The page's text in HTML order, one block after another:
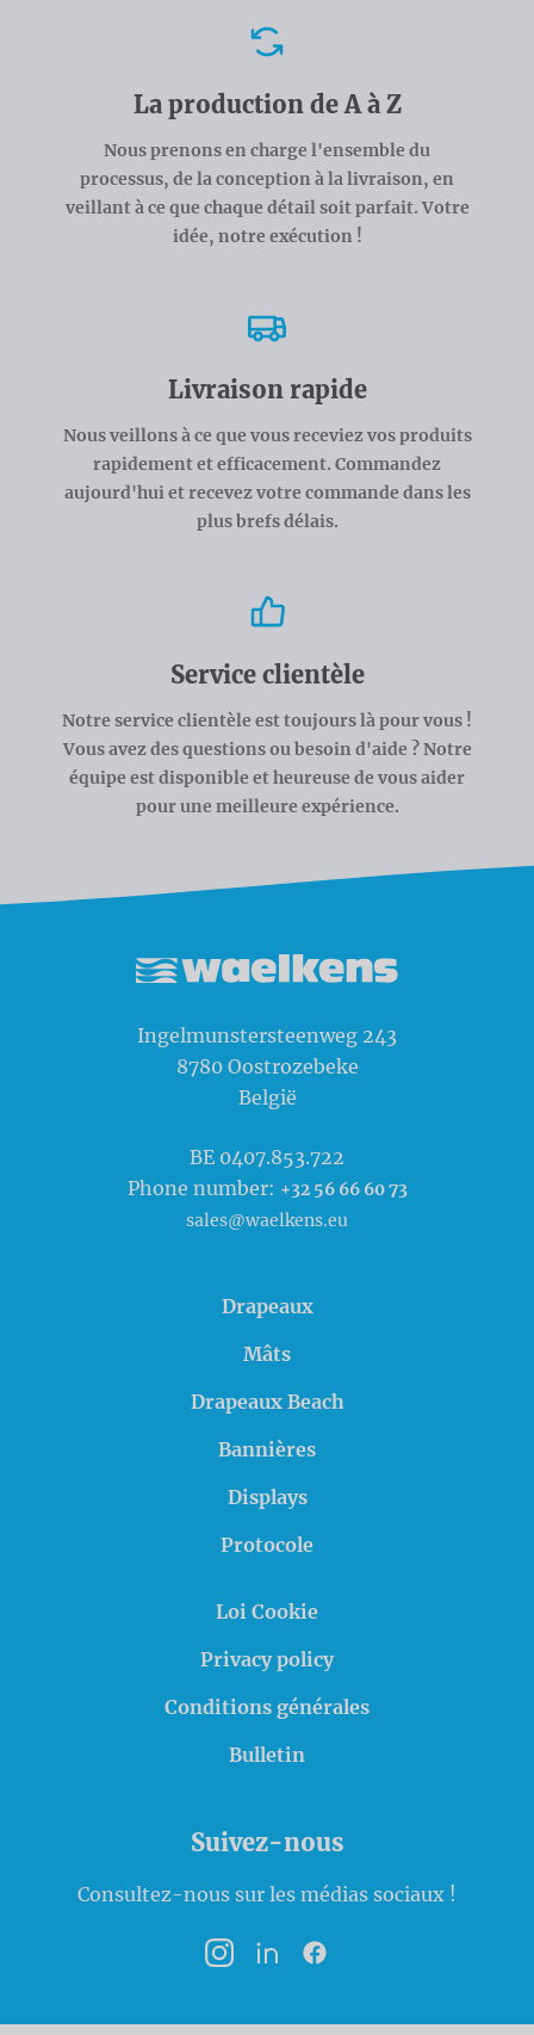
La production de A à Z
Nous prenons en charge l'ensemble du
processus, de la conception à la livraison, en
veillant à ce que chaque détail soit parfait. Votre
idée, notre exécution !
Livraison rapide
Nous veillons à ce que vous receviez vos produits
rapidement et efficacement. Commandez
aujourd'hui et recevez votre commande dans les
plus brefs délais.
Service clientèle
Notre service clientèle est toujours là pour vous !
Vous avez des questions ou besoin d'aide ? Notre
équipe est disponible et heureuse de vous aider
pour une meilleure expérience.
Ingelmunstersteenweg 243
8780 Oostrozebeke
België
BE 0407.853.722
Phone number: +32 56 66 60 73
sales@waelkens.eu
Drapeaux
Mâts
Drapeaux Beach
Bannières
Displays
Protocole
Loi Cookie
Privacy policy
Conditions générales
Bulletin
Suivez-nous
Consultez-nous sur les médias sociaux !
InstagramLinkedInFacebook